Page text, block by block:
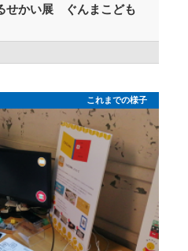
せかい展 ぐんまこども
これまでの様子